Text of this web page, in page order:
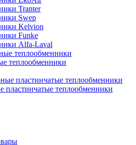
Tranter
Swep
Kelvion
Funke
Alfa-Laval
теплообменники
теплообменники
пластинчатые теплообменники
пластинчатые теплообменники